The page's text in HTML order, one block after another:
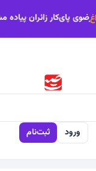
× می‌شود اصناف
ورود ثبت‌نام